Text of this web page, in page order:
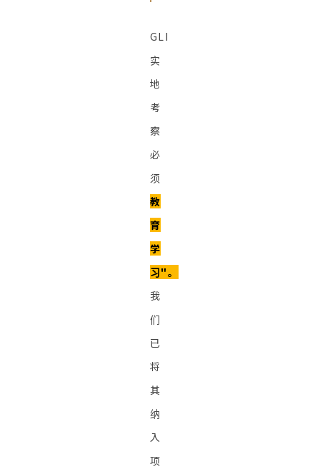
GLI
实
地
考
察
必
须
教
育
学
习"。
我
们
已
将
其
纳
入
项